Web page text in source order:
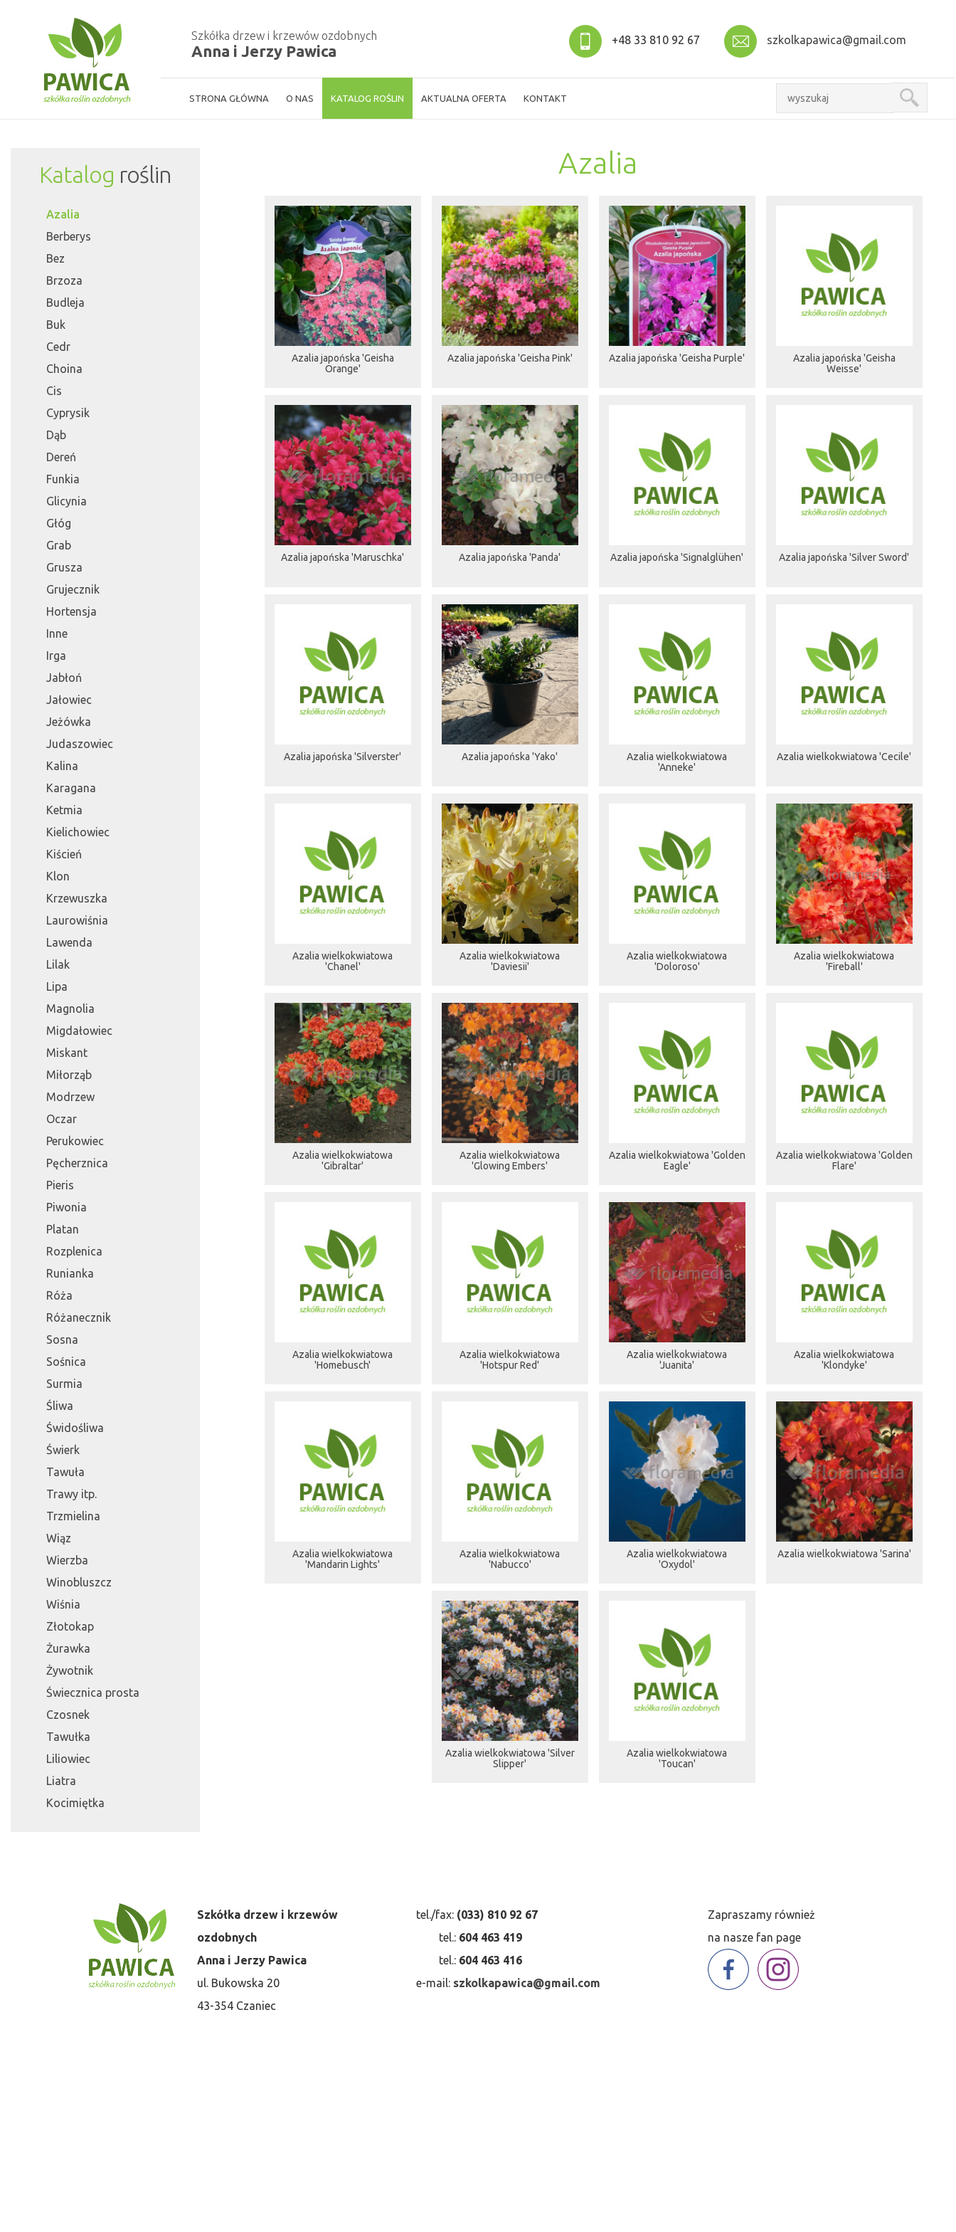
Szkółka drzew i krzewów ozdobnych
Anna i Jerzy Pawica
+48 33 810 92 67 szkolkapawica@gmail.com
STRONA GŁÓWNA O NAS KATALOG ROŚLIN AKTUALNA OFERTA KONTAKT
Azalia
Azalia japońska 'Geisha
Orange'
Azalia japońska 'Geisha Pink' Azalia japońska 'Geisha Purple'
Azalia japońska 'Geisha
Weisse'
Azalia japońska 'Maruschka' Azalia japońska 'Panda' Azalia japońska 'Signalglühen' Azalia japońska 'Silver Sword'
Azalia japońska 'Silverster' Azalia japońska 'Yako'
Azalia wielkokwiatowa
'Anneke'
Azalia wielkokwiatowa 'Cecile'
Azalia wielkokwiatowa
'Chanel'
Azalia wielkokwiatowa
'Daviesii'
Azalia wielkokwiatowa
'Doloroso'
Azalia wielkokwiatowa
'Fireball'
Azalia wielkokwiatowa
'Gibraltar'
Azalia wielkokwiatowa
'Glowing Embers'
Azalia wielkokwiatowa 'Golden
Eagle'
Azalia wielkokwiatowa 'Golden
Flare'
Azalia wielkokwiatowa
'Homebusch'
Azalia wielkokwiatowa
'Hotspur Red'
Azalia wielkokwiatowa
'Juanita'
Azalia wielkokwiatowa
'Klondyke'
Azalia wielkokwiatowa
'Mandarin Lights'
Azalia wielkokwiatowa
'Nabucco'
Azalia wielkokwiatowa
'Oxydol'
Azalia wielkokwiatowa 'Sarina'
Azalia wielkokwiatowa 'Silver
Slipper'
Azalia wielkokwiatowa
'Toucan'
Katalog roślin
Azalia
Berberys
Bez
Brzoza
Budleja
Buk
Cedr
Choina
Cis
Cyprysik
Dąb
Dereń
Funkia
Glicynia
Głóg
Grab
Grusza
Grujecznik
Hortensja
Inne
Irga
Jabłoń
Jałowiec
Jeżówka
Judaszowiec
Kalina
Karagana
Ketmia
Kielichowiec
Kiścień
Klon
Krzewuszka
Laurowiśnia
Lawenda
Lilak
Lipa
Magnolia
Migdałowiec
Miskant
Miłorząb
Modrzew
Oczar
Perukowiec
Pęcherznica
Pieris
Piwonia
Platan
Rozplenica
Runianka
Róża
Różanecznik
Sosna
Sośnica
Surmia
Śliwa
Świdośliwa
Świerk
Tawuła
Trawy itp.
Trzmielina
Wiąz
Wierzba
Winobluszcz
Wiśnia
Złotokap
Żurawka
Żywotnik
Świecznica prosta
Czosnek
Tawułka
Liliowiec
Liatra
Kocimiętka
Szkółka drzew i krzewów
ozdobnych
Anna i Jerzy Pawica
ul. Bukowska 20
43-354 Czaniec
tel./fax:(033) 810 92 67
tel.:604 463 419
tel.:604 463 416
e-mail: szkolkapawica@gmail.com
Zapraszamy również
na nasze fan page